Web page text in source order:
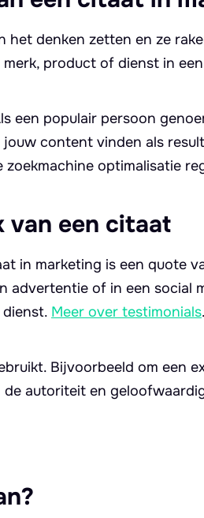
denken zetten en ze
product of dienst in
een populair persoon
content vinden als
optimalisatie
van een citaat
in marketing is een quote
advertentie of in een social
Meer over testimonials.
Bijvoorbeeld om een
autoriteit en